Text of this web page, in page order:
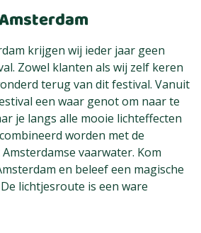
krijgen wij ieder jaar geen
Zowel klanten als wij zelf keren
terug van dit festival. Vanuit
een waar genot om naar te
je langs alle mooie lichteffecten
worden met de
vaarwater. Kom
en beleef een magische
lichtjesroute is een ware